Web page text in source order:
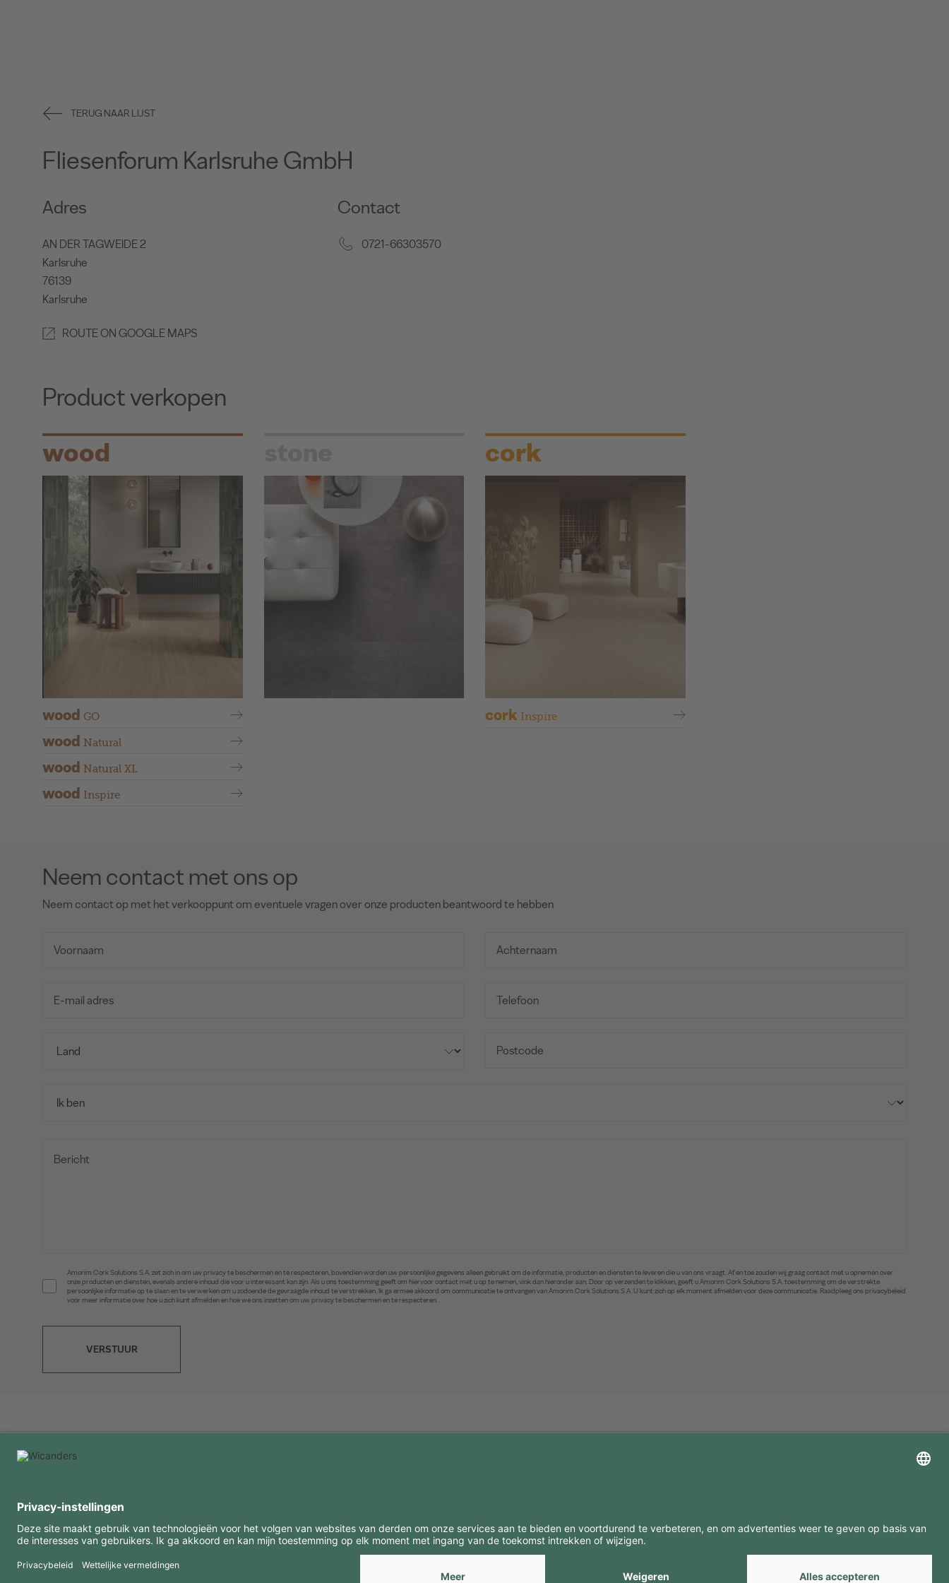
TERUG NAAR LIJST
Fliesenforum Karlsruhe GmbH
Adres
AN DER TAGWEIDE 2
Karlsruhe
76139
Karlsruhe
ROUTE ON GOOGLE MAPS
Contact
0721-66303570
Product verkopen
wood
wood GO
wood Natural
wood Natural XL
wood Inspire
cork
cork Inspire
Neem contact met ons op
Neem contact op met het verkooppunt om eventuele vragen over onze producten beantwoord te hebben
Amorim Cork Solutions S.A. zet zich in om uw privacy te beschermen en te respecteren, bovendien worden uw persoonlijke gegevens alleen gebruikt om de informatie, producten en diensten te leveren die u van ons vraagt. Af en toe zouden wij graag contact met u opnemen over
onze producten en diensten, evenals andere inhoud die voor u interessant kan zijn. Als u ons toestemming geeft om hiervoor contact met u op te nemen, vink dan hieronder aan. Door op verzenden te klikken, geeft u Amorim Cork Solutions S.A. toestemming om de verstrekte
persoonlijke informatie op te slaan en te verwerken om u zodoende de gevraagde inhoud te verstrekken. Ik ga ermee akkoord om communicatie te ontvangen van Amorim Cork Solutions S.A. U kunt zich op elk moment afmelden voor deze communicatie. Raadpleeg ons privacybeleid
voor meer informatie over hoe u zich kunt afmelden en hoe we ons inzetten om uw privacy te beschermen en te respecteren.
VERSTUUR
FAQ
Gebruiksvoorwaarden
Privacybeleid
Downloads